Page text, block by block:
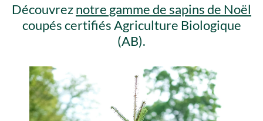
Découvreznotre gamme de sapins de Noël
coupés certifiés Agriculture Biologique
(AB).